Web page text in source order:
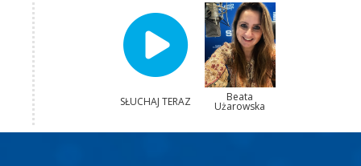
SŁUCHAJ TERAZ Beata
Użarowska